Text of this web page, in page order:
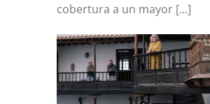
cobertura a un mayor [...]